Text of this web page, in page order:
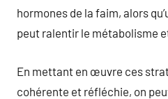
hormones de la faim, alors
peut ralentir le métabolisme
En mettant en œuvre ces
cohérente et réfléchie, on